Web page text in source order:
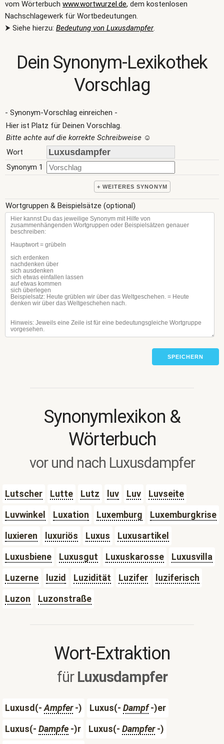
vom Wörterbuch www.wortwurzel.de, dem kostenlosen
Nachschlagewerk für Wortbedeutungen.
⮞ Siehe hierzu: Bedeutung von Luxusdampfer.
Dein Synonym-Lexikothek
Vorschlag
- Synonym-Vorschlag einreichen -
Hier ist Platz für Deinen Vorschlag.
Bitte achte auf die korrekte Schreibweise ☺
Wort
Synonym 1
+ WEITERES SYNONYM
Wortgruppen & Beispielsätze (optional)
SPEICHERN
Synonymlexikon &
Wörterbuch
vor und nach Luxusdampfer
Lutscher Lutte Lutz luv Luv
Luvseite
Luvwinkel
Luxation Luxemburg
Luxemburgkrise
luxieren
luxuriös Luxus
Luxusartikel
Luxusbiene
Luxusgut Luxuskarosse
Luxusvilla
Luzerne
luzid Luzidität Luzifer
luziferisch
Luzon
Luzonstraße
Wort-Extraktion
für Luxusdampfer
Luxusd(-Ampfer-) Luxus(- Dampf-)er
Luxus(- Dampfe -)r Luxus(- Dampfer-)